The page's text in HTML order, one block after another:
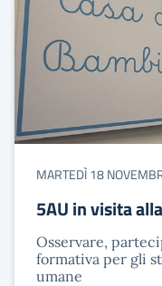
MARTEDÌ 18
5AU in visita
Osservare,
formativa per gli
umane